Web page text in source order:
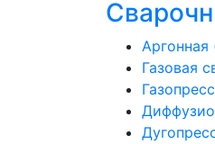
Аргонная
Газовая